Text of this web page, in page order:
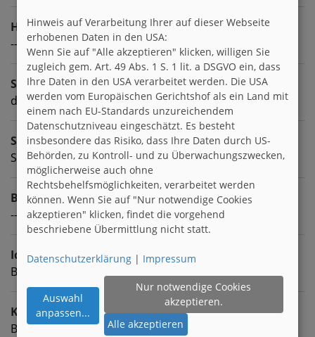
Homepage
---
Sprachen
deutsch
Sternzeichen
Stier
Beruf
---
Ich suche
Brieffreunde zwischen 15 & 18
Kontaktart
Brieffreundschaft | egal
Hinweis auf Verarbeitung Ihrer auf dieser Webseite
erhobenen Daten in den USA:
Wenn Sie auf "Alle akzeptieren" klicken, willigen Sie
zugleich gem. Art. 49 Abs. 1 S. 1 lit. a DSGVO ein, dass
Ihre Daten in den USA verarbeitet werden. Die USA
werden vom Europäischen Gerichtshof als ein Land mit
einem nach EU-Standards unzureichendem
Datenschutzniveau eingeschätzt. Es besteht
insbesondere das Risiko, dass Ihre Daten durch US-
Behörden, zu Kontroll- und zu Überwachungszwecken,
möglicherweise auch ohne
Rechtsbehelfsmöglichkeiten, verarbeitet werden
können. Wenn Sie auf "Nur notwendige Cookies
akzeptieren" klicken, findet die vorgehend
beschriebene Übermittlung nicht statt.
Datenschutzerklärung | Impressum
Auswahl
anpassen...
Nur notwendige Cookies
akzeptieren.
Alle akzeptieren